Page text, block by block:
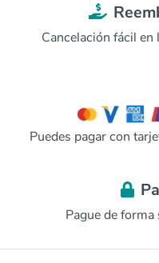
Cancelación fácil en
Puedes pagar con
Pague de